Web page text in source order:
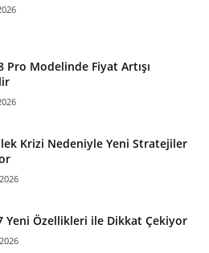
Pro Modelinde Fiyat Artışı
Krizi Nedeniyle Yeni Stratejiler
Yeni Özellikleri ile Dikkat Çekiyor